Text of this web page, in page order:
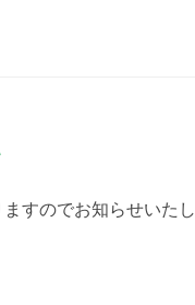
すのでお知らせいたし